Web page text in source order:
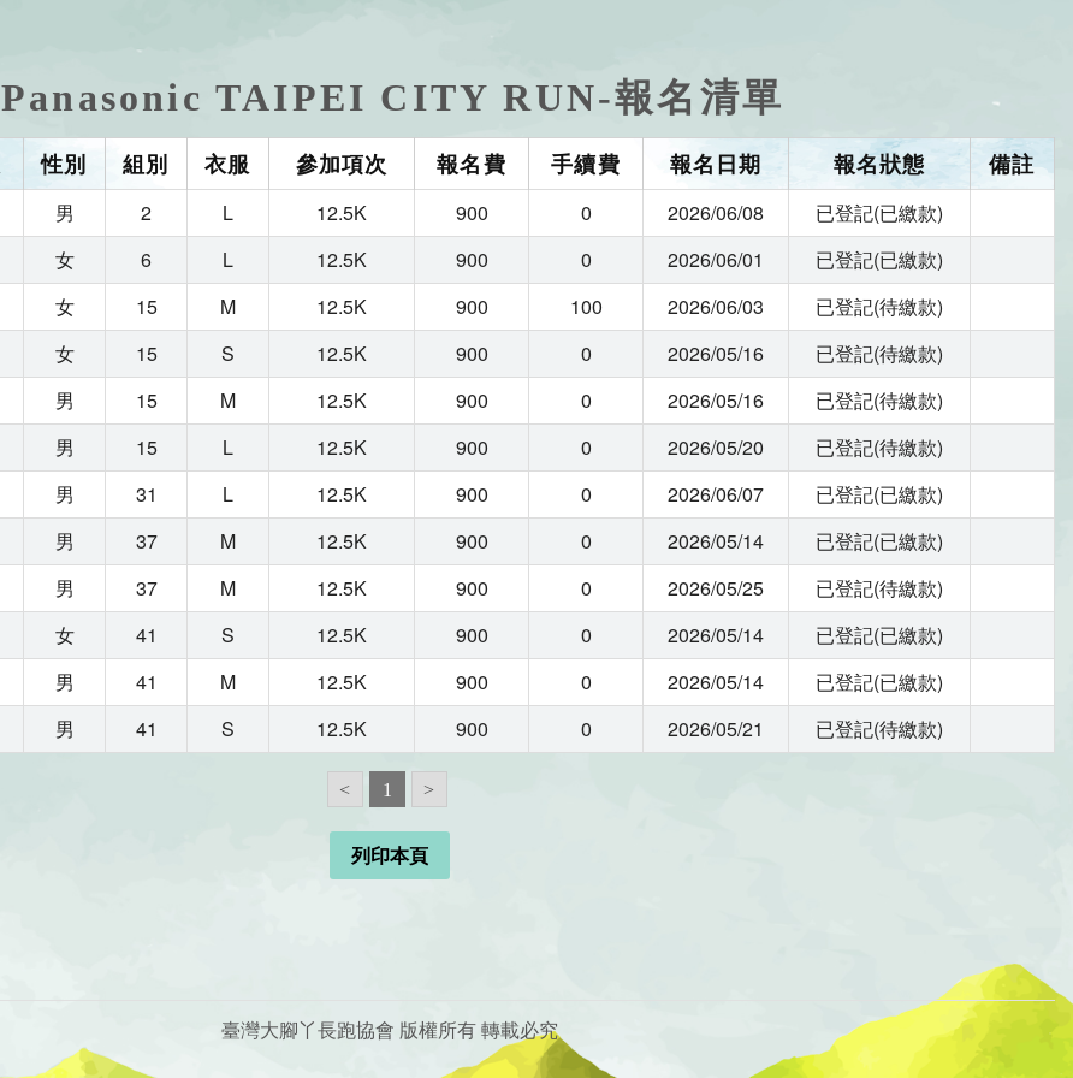
Panasonic TAIPEI CITY RUN-報名清單
性別 組別 衣服 參加項次 報名費 手續費 報名日期 報名狀態 備註
男 2 L 12.5K 900 0 2026/06/08
已登記(已繳款)
女 6 L 12.5K 900 0 2026/06/01
已登記(已繳款)
女 15 M 12.5K 900 100 2026/06/03
已登記(待繳款)
女 15 S 12.5K 900 0 2026/05/16
已登記(待繳款)
男 15 M 12.5K 900 0 2026/05/16
已登記(待繳款)
男 15 L 12.5K 900 0 2026/05/20
已登記(待繳款)
男 31 L 12.5K 900 0 2026/06/07
已登記(已繳款)
男 37 M 12.5K 900 0 2026/05/14
已登記(已繳款)
男 37 M 12.5K 900 0 2026/05/25
已登記(待繳款)
女 41 S 12.5K 900 0 2026/05/14
已登記(已繳款)
男 41 M 12.5K 900 0 2026/05/14
已登記(已繳款)
男 41 S 12.5K 900 0 2026/05/21 已登記(待繳款)
< 1 >
列印本頁
臺灣大腳丫長跑協會 版權所有 轉載必究